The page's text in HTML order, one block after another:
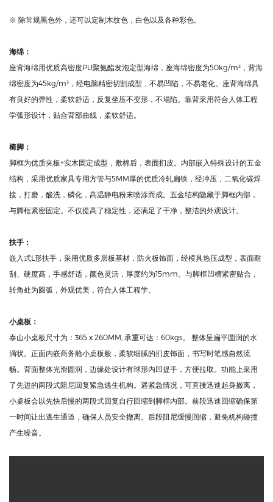
座背外壳采用优质PP（聚丙烯）多元素复合全新材料经模具压注成型，具有抗
整体外观更加时尚；座胶壳尺寸为：长520MM*宽469MM*高61MM，背胶壳尺
寸为：长798MM*宽546MM*高67MM。
※ 除常规黑色外，还可以定制木纹色，白色以及各种彩色。
座背海绵用优质高密度PU聚氨酯发泡定型海绵，座海绵密度为50kg/m³，背海
绵密度为45kg/m³，经电脑精密切割成型，不易凹陷，不易老化。座背海绵具
有良好的弹性，柔软舒适，反复坐压不变形，不塌陷。靠背采用符合人体工程
学弧形设计，贴合背部曲线，柔软舒适。
脚框为优质夹板+实木固定成型，敷棉后，表面扪皮。内部嵌入特殊设计的五金
结构，采用优质家具专用方管与5MM厚的优质冷轧扁铁，经冲压，二氧化碳焊
接，打磨，酸洗，磷化，高温静电粉末喷涂而成。五金结构隐藏于脚框内部，
与脚框紧密固定。不仅提高了稳定性，还满足了干净，整洁的外观设计。
扶手：
嵌入式L形扶手，采用优质多层板基材，防火板饰面，经模具热压成型，表面耐
刮、硬度高，手感舒适，颜色灵活，厚度约为15mm。与脚框凹槽紧密贴合，
转角处为圆弧，外观优美，符合人体工程学。
小桌板：
泰山小桌板尺寸为：365 x 260MM, 承重可达：60kgs。 整体呈扁平圆润的水
滴状。正面内嵌商务舱小桌板般，柔软细腻的扪皮饰面，书写时笔感自然流